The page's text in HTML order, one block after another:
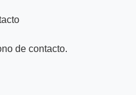
de contacto.